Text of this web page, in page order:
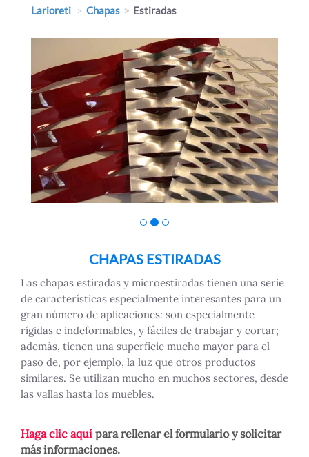
Larioreti Chapas Estiradas
CHAPAS ESTIRADAS
Las chapas estiradas y microestiradas tienen una serie
de características especialmente interesantes para un
gran número de aplicaciones: son especialmente
rígidas e indeformables, y fáciles de trabajar y cortar;
además, tienen una superficie mucho mayor para el
paso de, por ejemplo, la luz que otros productos
similares. Se utilizan mucho en muchos sectores, desde
las vallas hasta los muebles.
Haga clic aquí para rellenar el formulario y solicitar
más informaciones.